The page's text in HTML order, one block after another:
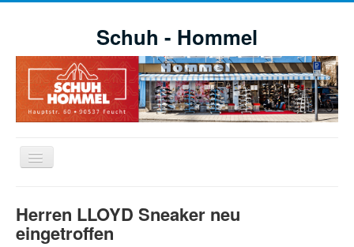
Schuh - Hommel
Navigation
an/aus
Schuhe
Herren LLOYD Sneaker neu
eingetroffen